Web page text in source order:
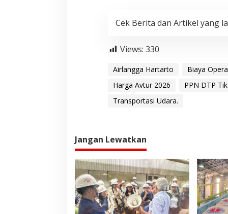
Cek Berita dan Artikel yang
Views: 330
Airlangga Hartarto Biaya
Harga Avtur 2026
PPN DTP
Transportasi Udara.
Jangan Lewatkan